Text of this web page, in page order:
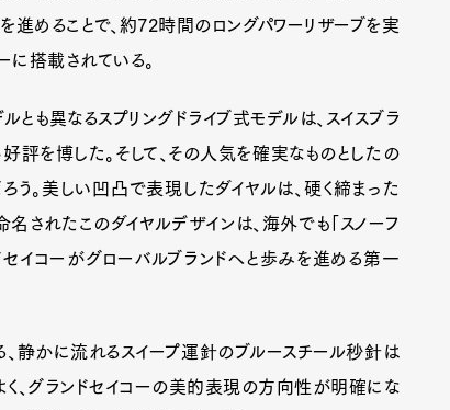
進めることで、約72時間のロングパワーリザーブを実
に搭載されている。
も異なるスプリングドライブ式モデルは、スイスブラ
評を博した。そして、その人気を確実なものとしたの
。美しい凹凸で表現したダイヤルは、硬く締まった
されたこのダイヤルデザインは、海外でも「スノーフ
セイコーがグローバルブランドへと歩みを進める第一
、静かに流れるスイープ運針のブルースチール秒針は
く、グランドセイコーの美的表現の方向性が明確にな